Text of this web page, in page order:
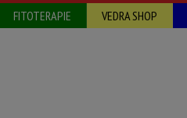
FITOTERAPIE VEDRA SHOP